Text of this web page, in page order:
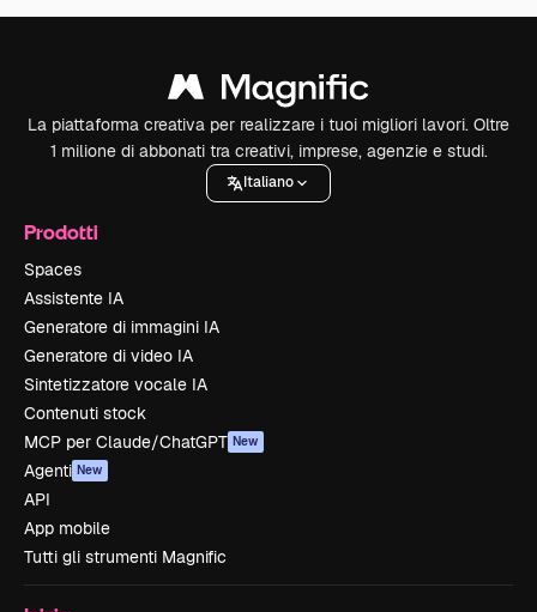
La piattaforma creativa per realizzare i tuoi migliori lavori. Oltre
1 milione di abbonati tra creativi, imprese, agenzie e studi.
Italiano
Prodotti
Spaces
Assistente IA
Generatore di immagini IA
Generatore di video IA
Sintetizzatore vocale IA
Contenuti stock
MCP per Claude/ChatGPT New
Agenti New
API
App mobile
Tutti gli strumenti Magnific